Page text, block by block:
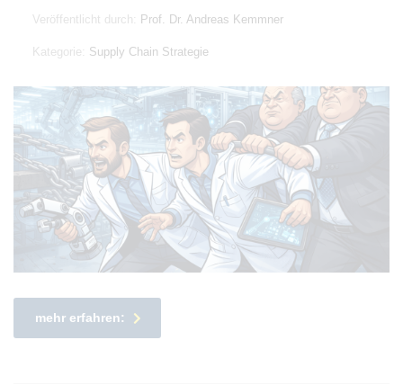
Veröffentlicht durch: Prof. Dr. Andreas Kemmner
Kategorie: Supply Chain Strategie
mehr erfahren: